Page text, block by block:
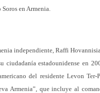
en Armenia.
independiente, Raffi
ciudadanía estadounidense en
del residente Levon Ter-
Armenia”, que incluye al